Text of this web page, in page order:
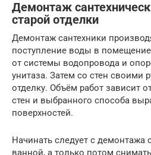
Демонтаж
старой отделки
Демонтаж сантехники
поступление воды в
от системы водопровода и
унитаза. Затем со стен своими
отделку. Объём работ зависит
стен и выбранного способа
поверхностей.
Начинать следует с демонтажа
ванной, а только потом